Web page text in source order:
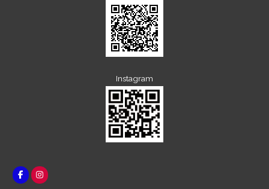
Instagram